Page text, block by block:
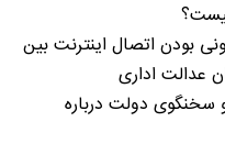
بودن اتصال اینترنت بین
عدالت اداری
دولت درباره